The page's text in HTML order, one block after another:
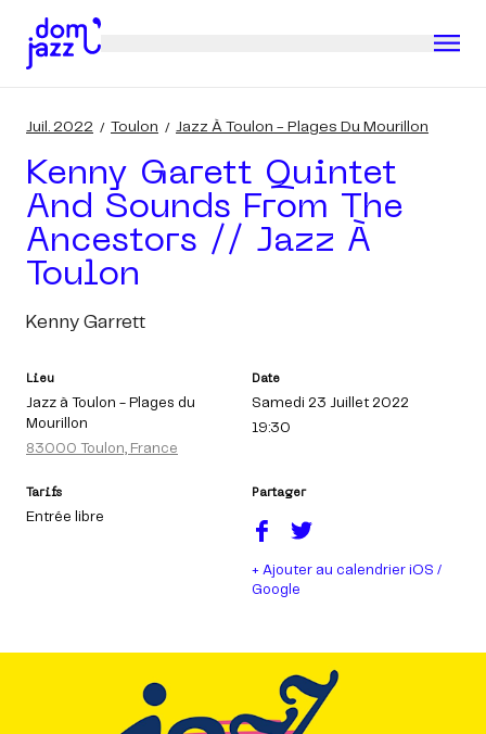
Juil. 2022 Toulon Jazz À Toulon - Plages Du Mourillon
Kenny Garett Quintet
And Sounds From The
Ancestors // Jazz À
Toulon
Kenny Garrett
Lieu
Jazz à Toulon - Plages du
Mourillon
83000 Toulon, France
Date
Samedi 23 Juillet 2022
19:30
Tarifs
Entrée libre
Partager
+ Ajouter au calendrier iOS /
Google